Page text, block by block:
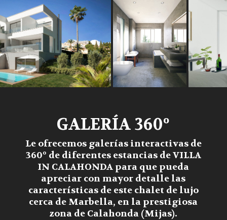
GALERÍA 360º
Le ofrecemos galerías interactivas de
360º de diferentes estancias deVILLA
IN CALAHONDA para que pueda
apreciar con mayor detalle las
características de este chalet de lujo
cerca de Marbella, en la prestigiosa
zona de Calahonda (Mijas).